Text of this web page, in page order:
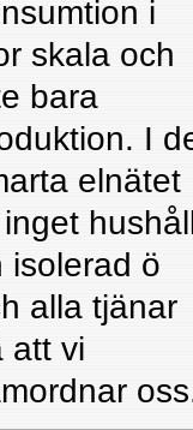
i
skala och
bara
I
elnätet
isolerad ö
alla tjänar
att vi